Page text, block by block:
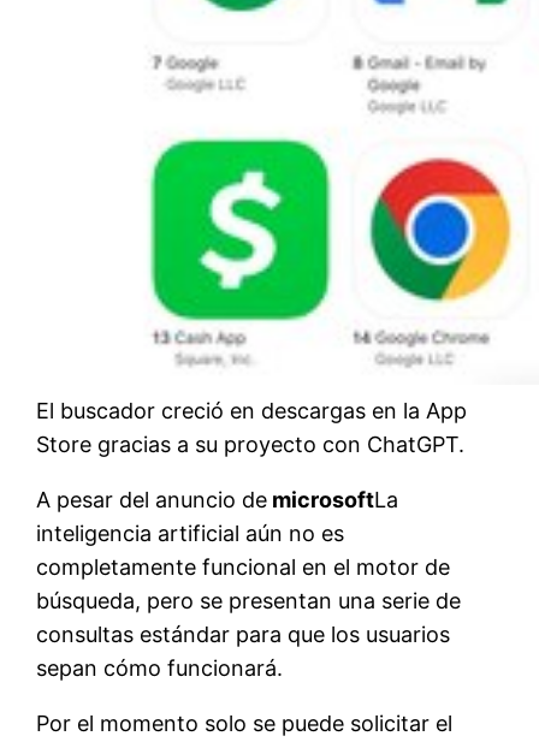
El buscador creció en descargas en la App
Store gracias a su proyecto con ChatGPT.
A pesar del anuncio de microsoftLa
inteligencia artificial aún no es
completamente funcional en el motor de
búsqueda, pero se presentan una serie de
consultas estándar para que los usuarios
sepan cómo funcionará.
Por el momento solo se puede solicitar el